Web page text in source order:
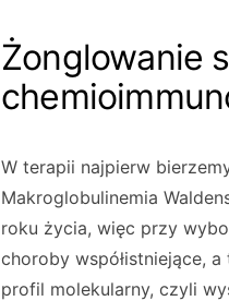
Żonglowanie
W terapii najpierw
Makroglobulinemia
roku życia, więc przy
choroby współistniejące,
profil molekularny, czyli